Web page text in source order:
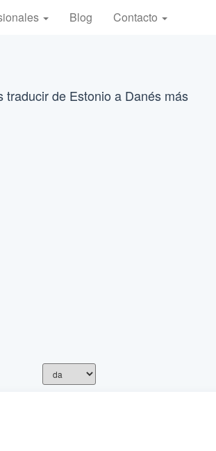
Blog Contacto
de Estonio a Danés más